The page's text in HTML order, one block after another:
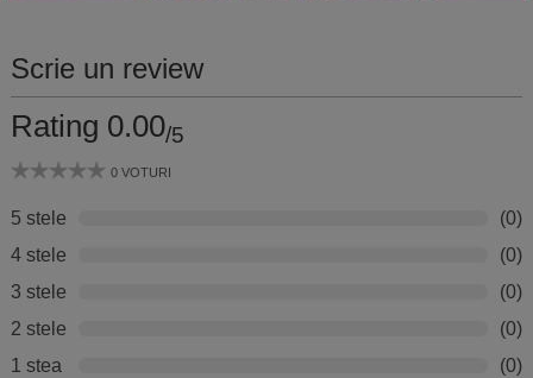
Scrie un review
Rating 0.00/5
0 VOTURI
5 stele
(0)
4 stele
(0)
3 stele
(0)
2 stele
(0)
1 stea
(0)